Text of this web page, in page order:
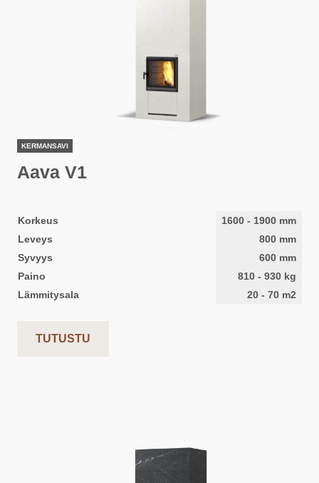
KERMANSAVI
Aava V1
Korkeus 1600 - 1900 mm
Leveys
800 mm
Syvyys
600 mm
Paino
810 - 930 kg
Lämmitysala
20 - 70 m2
TUTUSTU